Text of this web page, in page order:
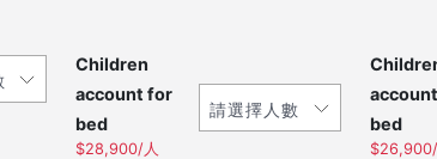
Children
account for
bed
$28,900/人
bed